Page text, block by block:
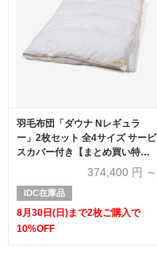
羽毛布団「ダウナ Nレギュラ
ー」2枚セット 全4サイズ サービ
スカバー付き【まとめ買い特典
2枚ご購入で10%OFF】
374,400 円 ～
IDC在庫品
8月30日(日)まで2枚ご購入で
10%OFF